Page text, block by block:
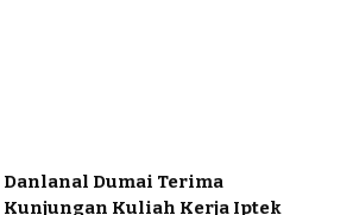
Danlanal Dumai Terima
Kunjungan Kuliah Kerja Iptek